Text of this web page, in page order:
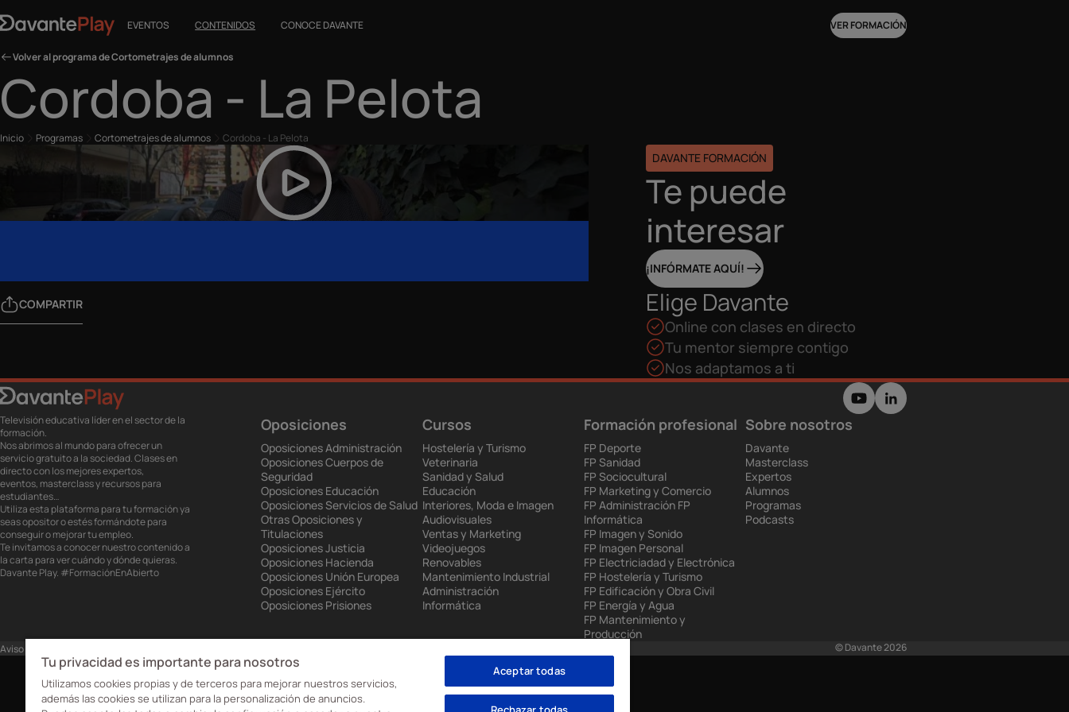
EVENTOS CONTENIDOS CONOCE DAVANTE VER FORMACIÓN
Volver al programa de Cortometrajes de alumnos
Cordoba - La Pelota
Inicio Programas Cortometrajes de alumnos Cordoba - La Pelota
COMPARTIR
DAVANTE FORMACIÓN
Te puede
interesar
¡INFÓRMATE AQUÍ!
Elige Davante
Online con clases en directo
Tu mentor siempre contigo
Nos adaptamos a ti
Televisión educativa líder en el sector de la
formación.
Nos abrimos al mundo para ofrecer un
servicio gratuito a la sociedad. Clases en
directo con los mejores expertos,
eventos, masterclass y recursos para
estudiantes…
Utiliza esta plataforma para tu formación ya
seas opositor o estés formándote para
conseguir o mejorar tu empleo.
Te invitamos a conocer nuestro contenido a
la carta para ver cuándo y dónde quieras.
Davante Play. #FormaciónEnAbierto
Oposiciones
Oposiciones Administración
Oposiciones Cuerpos de
Seguridad
Oposiciones Educación
Oposiciones Servicios de Salud
Otras Oposiciones y
Titulaciones
Oposiciones Justicia
Oposiciones Hacienda
Oposiciones Unión Europea
Oposiciones Ejército
Oposiciones Prisiones
Cursos
Hostelería y Turismo
Veterinaria
Sanidad y Salud
Educación
Interiores, Moda e Imagen
Audiovisuales
Ventas y Marketing
Videojuegos
Renovables
Mantenimiento Industrial
Administración
Informática
Formación profesional
FP Deporte
FP Sanidad
FP Sociocultural
FP Marketing y Comercio
FP Administración FP
Informática
FP Imagen y Sonido
FP Imagen Personal
FP Electriciadad y Electrónica
FP Hostelería y Turismo
FP Edificación y Obra Civil
FP Energía y Agua
FP Mantenimiento y
Producción
Sobre nosotros
Davante
Masterclass
Expertos
Alumnos
Programas
Podcasts
Aviso Legal © Davante 2026
Tu privacidad es importante para nosotros
Utilizamos cookies propias y de terceros para mejorar nuestros servicios,
además las cookies se utilizan para la personalización de anuncios.
Aceptar todas